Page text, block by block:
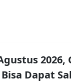
2026,
Dapat